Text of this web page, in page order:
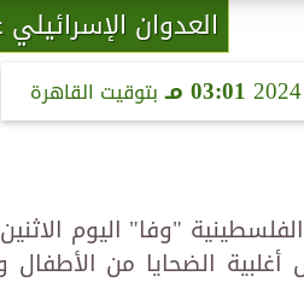
العدوان
03:01 مـ بتوقيت القاهرة
"وفا" اليوم
تسجيل أغلبية الضحايا من